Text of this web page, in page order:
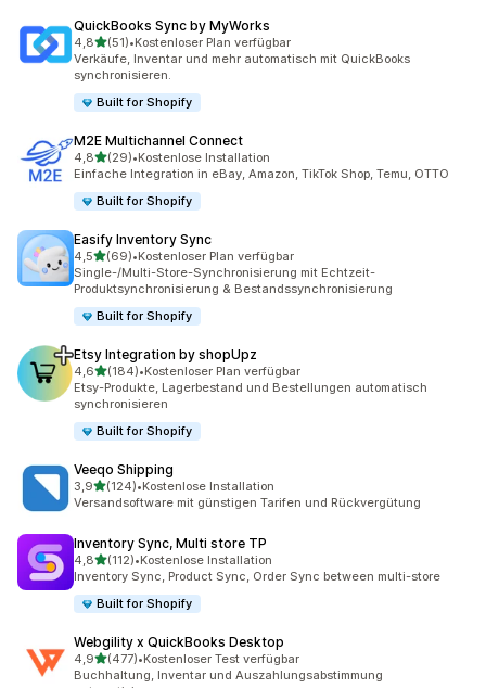
QuickBooks Sync by MyWorks
4,8von 5 Sternen
(51)
51 Rezensionen insgesamt
•Kostenloser Plan verfügbar
Verkäufe, Inventar und mehr automatisch mit QuickBooks
synchronisieren.
Built for Shopify
M2E Multichannel Connect
4,8von 5 Sternen
(29)
29 Rezensionen insgesamt
•Kostenlose Installation
Einfache Integration in eBay, Amazon, TikTok Shop, Temu, OTTO
Built for Shopify
Easify Inventory Sync
4,5von 5 Sternen
(69)
69 Rezensionen insgesamt
•Kostenloser Plan verfügbar
Single-/Multi-Store-Synchronisierung mit Echtzeit-
Produktsynchronisierung & Bestandssynchronisierung
Built for Shopify
Etsy Integration by shopUpz
4,6von 5 Sternen
(184)
184 Rezensionen insgesamt
•Kostenloser Plan verfügbar
Etsy-Produkte, Lagerbestand und Bestellungen automatisch
synchronisieren
Built for Shopify
Veeqo Shipping
3,9von 5 Sternen
(124)
124 Rezensionen insgesamt
•Kostenlose Installation
Versandsoftware mit günstigen Tarifen und Rückvergütung
Inventory Sync, Multi store TP
4,8von 5 Sternen
(112)
112 Rezensionen insgesamt
•Kostenlose Installation
Inventory Sync, Product Sync, Order Sync between multi-store
Built for Shopify
Webgility x QuickBooks Desktop
4,9von 5 Sternen
(477)
477 Rezensionen insgesamt
•Kostenloser Test verfügbar
Buchhaltung, Inventar und Auszahlungsabstimmung